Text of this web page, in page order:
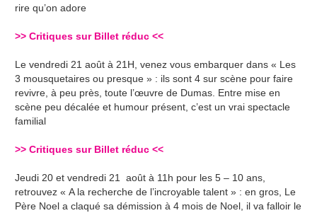
rire qu’on adore
>>Critiques sur Billet réduc <<
Le vendredi 21 août à 21H, venez vous embarquer dans « Les
3 mousquetaires ou presque » : ils sont 4 sur scène pour faire
revivre, à peu près, toute l’œuvre de Dumas. Entre mise en
scène peu décalée et humour présent, c’est un vrai spectacle
familial
>>Critiques sur Billet réduc <<
Jeudi 20 et vendredi 21 août à 11h pour les 5 – 10 ans,
retrouvez « A la recherche de l’incroyable talent » : en gros, Le
Père Noel a claqué sa démission à 4 mois de Noel, il va falloir le